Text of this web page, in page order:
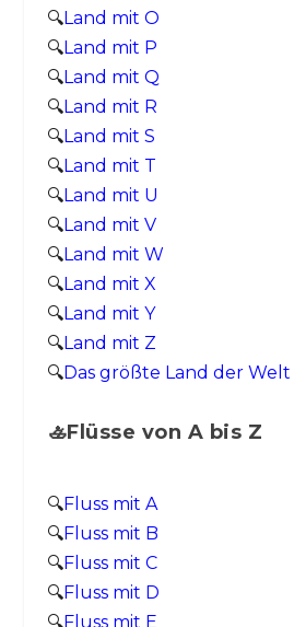
🔍Land mit O
🔍Land mit P
🔍Land mit Q
🔍Land mit R
🔍Land mit S
🔍Land mit T
🔍Land mit U
🔍Land mit V
🔍Land mit W
🔍Land mit X
🔍Land mit Y
🔍Land mit Z
🔍Das größte Land der Welt
🚣Flüsse von A bis Z
🔍Fluss mit A
🔍Fluss mit B
🔍Fluss mit C
🔍Fluss mit D
🔍Fluss mit E